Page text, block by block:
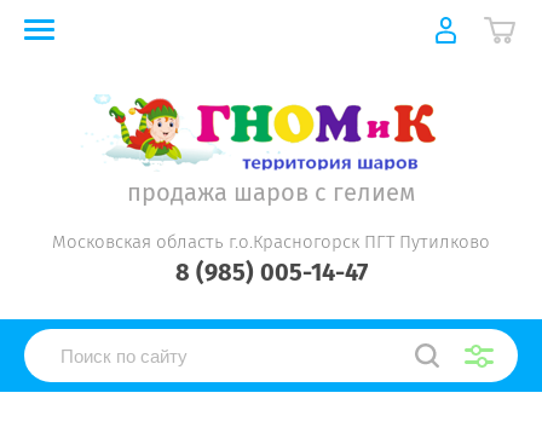
продажа шаров с гелием
Московская область г.о.Красногорск ПГТ Путилково
8 (985) 005-14-47